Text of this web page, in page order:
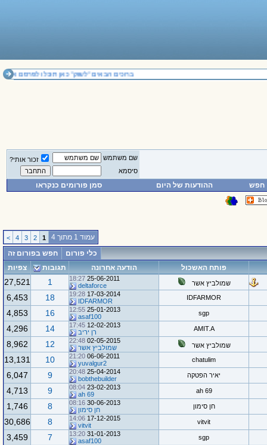
ברוכים הבאים "לשוק" כאן תוכלו לפרסם או
שם משתמש
זכור אותי?
סיסמא
חפש ההודעות של היום סמן פורומים כנקראו
עמוד 1 מתוך 4 1
2
3
4
>
כלי פורום
חפש בפורום זה
פותח האשכול
הודעה אחרונה תגובות צפיות
שמולביץ אשר
25-06-2011
18:27
deltaforce
1
27,521
IDFARMOR
17-03-2014
19:28
IDFARMOR
18
6,453
sgp
25-01-2013
12:55
asaf100
16
4,853
AMIT.A
12-02-2013
17:45
רן יריב
14
4,296
שמולביץ אשר
02-05-2015
22:48
שמולביץ אשר
12
8,962
chatulim
06-06-2011
21:20
yuvalgur2
10
13,131
יאיר הפטקה 25-04-2014
20:48
bobthebuilder
9
6,047
ah 69
23-02-2013
08:04
ah 69
9
4,713
חן סימון 30-06-2013
08:16
חן סימון
8
1,746
vitvit
17-12-2015
14:06
vitvit
8
30,686
sgp
31-01-2013
13:20
asaf100
7
3,459